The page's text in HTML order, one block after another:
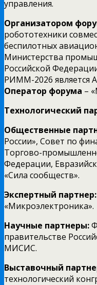
управления.
Организатором
робототехники
беспилотных
Министерства
Российской
РИММ-2026 является
Оператор форума –
Технологический
Общественные
России», Совет по
Торгово-
Федерации,
«Сила сообществ».
Экспертный партнер:
«Микроэлектроника».
Научные партнеры:
правительстве
МИСИС.
Выставочный
технологический